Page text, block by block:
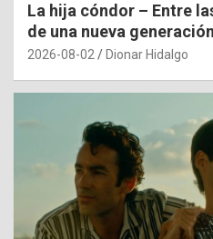
La hija cóndor – Entre
de una nueva generación
2026-08-02 Dionar Hidalgo